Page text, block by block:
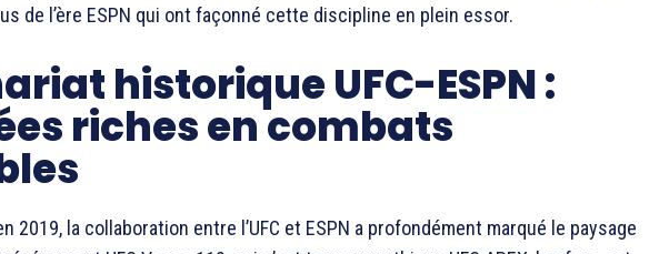
de l’ère ESPN qui ont façonné cette discipline en plein essor.
historique UFC-ESPN :
riches en combats
2019, la collaboration entre l’UFC et ESPN a profondément marqué le paysage